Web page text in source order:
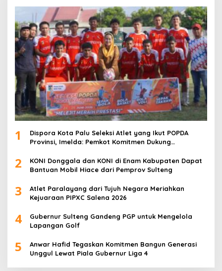
1
Dispora Kota Palu Seleksi Atlet yang Ikut POPDA
Provinsi, Imelda: Pemkot Komitmen Dukung
2
KONI Donggala dan KONI di Enam Kabupaten Dapat
Bantuan Mobil Hiace dari Pemprov Sulteng
3
Atlet Paralayang dari Tujuh Negara Meriahkan
Kejuaraan PIPXC Salena 2026
4
Gubernur Sulteng Gandeng PGP untuk Mengelola
Lapangan Golf
5
Anwar Hafid Tegaskan Komitmen Bangun Generasi
Unggul Lewat Piala Gubernur Liga 4